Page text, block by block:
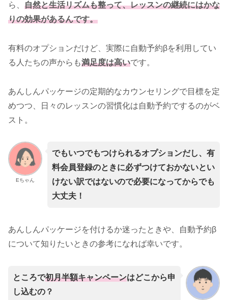
ら、 自然と生活リズムも整って、レッスンの継続にはかな
りの効果があるんです。
有料のオプションだけど、実際に自動予約βを利用してい
る人たちの声からも満足度は高いです。
あんしんパッケージの定期的なカウンセリングで目標を定
めつつ、日々のレッスンの習慣化は自動予約でするのがベ
スト。
Eちゃん
でもいつでもつけられるオプションだし、有
料会員登録のときに必ずつけておかないとい
けない訳ではないので必要になってからでも
大丈夫！
あんしんパッケージを付けるか迷ったときや、自動予約β
について知りたいときの参考になれば幸いです。
ところで初月半額キャンペーンはどこから申
し込むの？